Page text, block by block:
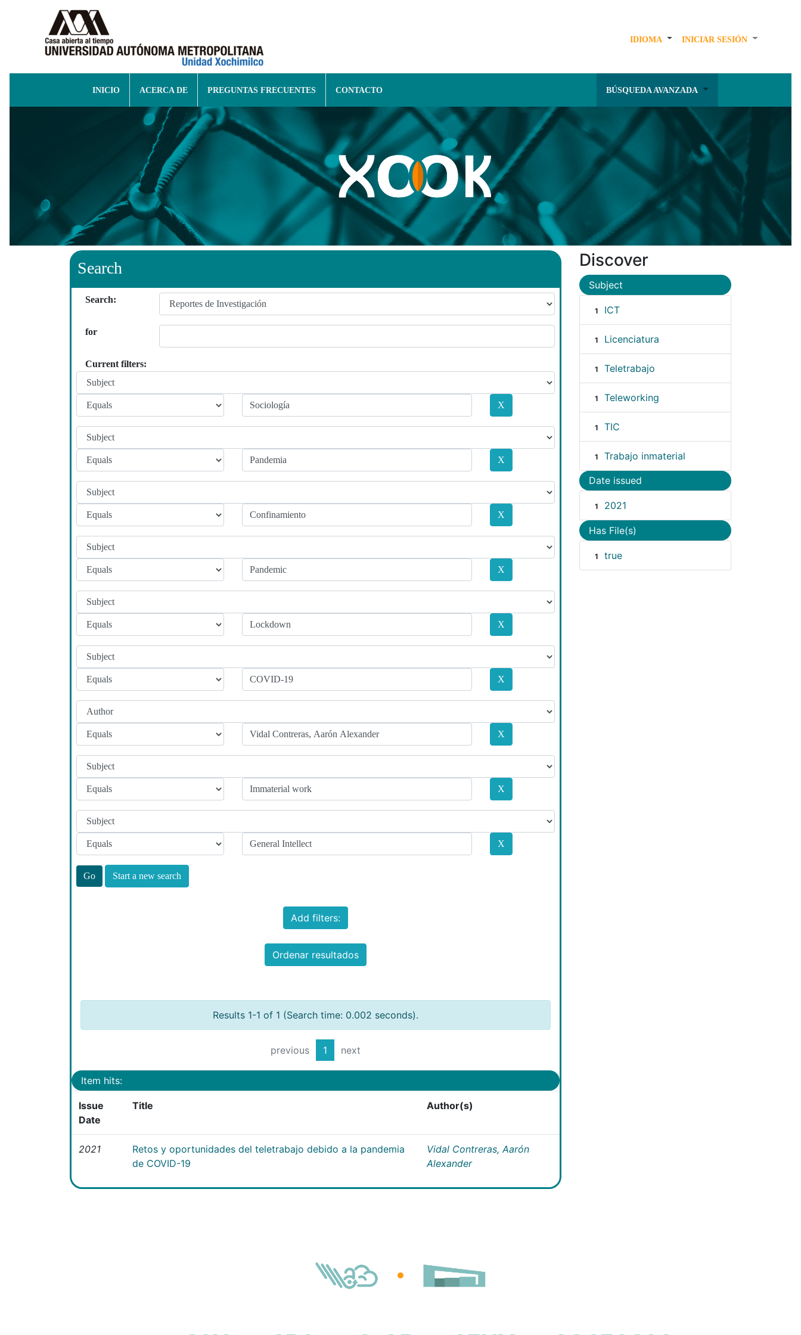
IDIOMA INICIAR SESIÓN
INICIO ACERCA DE PREGUNTAS FRECUENTES CONTACTO BÚSQUEDA AVANZADA
Search
Search:
for
Current filters:
Start a new search
Add filters:
Ordenar resultados
Results 1-1 of 1 (Search time: 0.002 seconds).
previous 1 next
Item hits:
Issue
Date
Title Author(s)
2021
Retos y oportunidades del teletrabajo debido a la pandemia
de COVID-19
Vidal Contreras, Aarón
Alexander
Discover
Subject
1 ICT
1 Licenciatura
1 Teletrabajo
1 Teleworking
1 TIC
1 Trabajo inmaterial
Date issued
1 2021
Has File(s)
1 true